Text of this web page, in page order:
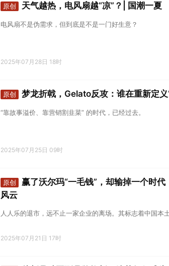
原创 天气越热，电风扇越“凉”？| 国潮一夏
电风扇不是伪需求，但到底是不是一门好生意？
2025年07月28日 18时
原创 梦龙折戟，Gelato反攻：谁在重新定
“靠故事溢价、靠营销割韭菜” 的时代，已经过去。
2025年07月25日 09时
原创
赢了沃尔玛“一毛钱”，却输掉一个时
风云
人人乐的退市，远不止一家企业的离场。其标志着中国本
2025年07月21日 17时